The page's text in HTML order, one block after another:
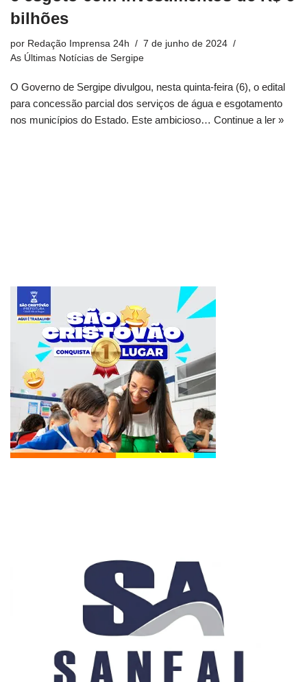
bilhões
por Redação Imprensa 24h
7 de junho de 2024
As Últimas Notícias de Sergipe
O Governo de Sergipe divulgou, nesta quinta-feira (6), o edital
para concessão parcial dos serviços de água e esgotamento
nos municípios do Estado. Este ambicioso… Continue a ler »